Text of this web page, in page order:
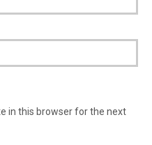
in this browser for the next